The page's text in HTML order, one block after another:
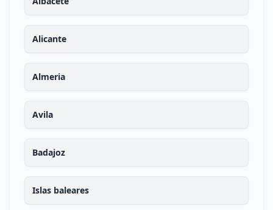
Alicante
Almeria
Avila
Badajoz
Islas baleares